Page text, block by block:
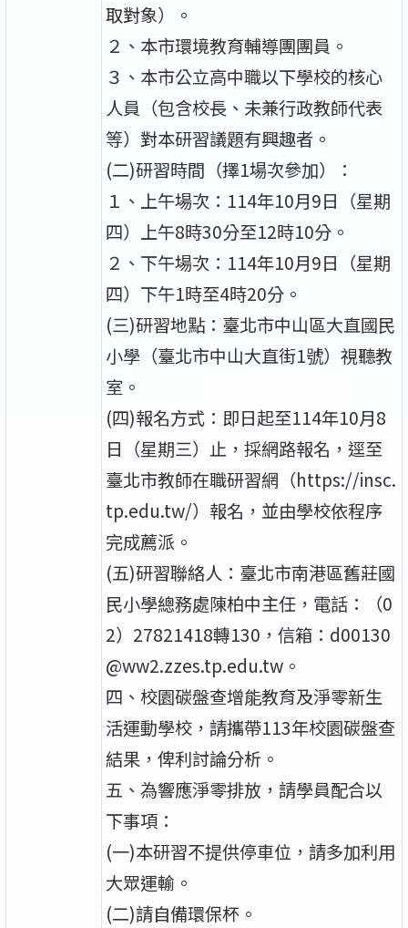
取對象）。
２、本市環境教育輔導團團員。
３、本市公立高中職以下學校的核心
人員（包含校長、未兼行政教師代表
等）對本研習議題有興趣者。
(二)研習時間（擇1場次參加）：
１、上午場次：114年10月9日（星期
四）上午8時30分至12時10分。
２、下午場次：114年10月9日（星期
四）下午1時至4時20分。
(三)研習地點：臺北市中山區大直國民
小學（臺北市中山大直街1號）視聽教
室。
(四)報名方式：即日起至114年10月8
日（星期三）止，採網路報名，逕至
臺北市教師在職研習網（https://insc.
tp.edu.tw/）報名，並由學校依程序
完成薦派。
(五)研習聯絡人：臺北市南港區舊莊國
民小學總務處陳柏中主任，電話：（0
2）27821418轉130，信箱：d00130
@ww2.zzes.tp.edu.tw。
四、校園碳盤查增能教育及淨零新生
活運動學校，請攜帶113年校園碳盤查
結果，俾利討論分析。
五、為響應淨零排放，請學員配合以
下事項：
(一)本研習不提供停車位，請多加利用
大眾運輸。
(二)請自備環保杯。